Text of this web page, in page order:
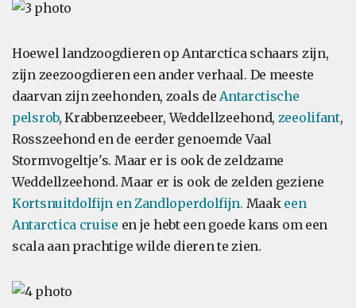
Hoewel landzoogdieren op Antarctica schaars zijn,
zijn zeezoogdieren een ander verhaal. De meeste
daarvan zijn zeehonden, zoals deAntarctische
pelsrob, Krabbenzeebeer, Weddellzeehond, zeeolifant,
Rosszeehond en de eerder genoemde Vaal
Stormvogeltje's. Maar er is ook de zeldzame
Weddellzeehond. Maar er is ook de zelden geziene
Kortsnuitdolfijn en Zandloperdolfijn. Maak een
Antarctica cruise en je hebt een goede kans om een
scala aan prachtige wilde dieren te zien.